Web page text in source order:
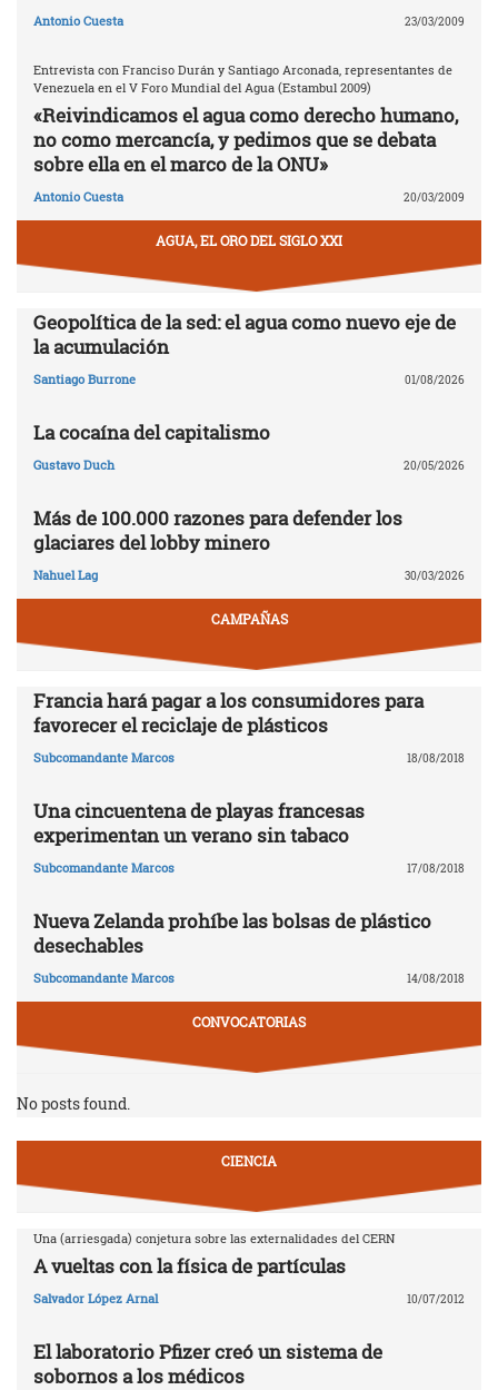
Antonio Cuesta 23/03/2009
Entrevista con Franciso Durán y Santiago Arconada, representantes de
Venezuela en el V Foro Mundial del Agua (Estambul 2009)
«Reivindicamos el agua como derecho humano,
no como mercancía, y pedimos que se debata
sobre ella en el marco de la ONU»
Antonio Cuesta 20/03/2009
AGUA, EL ORO DEL SIGLO XXI
Geopolítica de la sed: el agua como nuevo eje de
la acumulación
Santiago Burrone 01/08/2026
La cocaína del capitalismo
Gustavo Duch 20/05/2026
Más de 100.000 razones para defender los
glaciares del lobby minero
Nahuel Lag 30/03/2026
CAMPAÑAS
Francia hará pagar a los consumidores para
favorecer el reciclaje de plásticos
Subcomandante Marcos 18/08/2018
Una cincuentena de playas francesas
experimentan un verano sin tabaco
Subcomandante Marcos 17/08/2018
Nueva Zelanda prohíbe las bolsas de plástico
desechables
Subcomandante Marcos 14/08/2018
CONVOCATORIAS
No posts found.
CIENCIA
Una (arriesgada) conjetura sobre las externalidades del CERN
A vueltas con la física de partículas
Salvador López Arnal 10/07/2012
El laboratorio Pfizer creó un sistema de
sobornos a los médicos